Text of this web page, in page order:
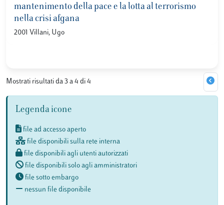
mantenimento della pace e la lotta al terrorismo
nella crisi afgana
2001 Villani, Ugo
Mostrati risultati da 3 a 4 di 4
Legenda icone
file ad accesso aperto
file disponibili sulla rete interna
file disponibili agli utenti autorizzati
file disponibili solo agli amministratori
file sotto embargo
nessun file disponibile